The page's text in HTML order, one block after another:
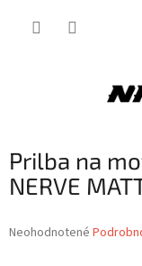
Prilba na
NERVE
Priemerné
Neohodnotené